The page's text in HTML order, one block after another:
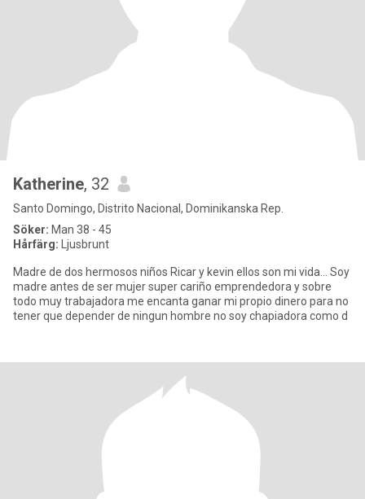
Katherine, 32
Santo Domingo, Distrito Nacional, Dominikanska Rep.
Söker: Man 38 - 45
Hårfärg: Ljusbrunt
Madre de dos hermosos niños Ricar y kevin ellos son mi vida... Soy
madre antes de ser mujer super cariño emprendedora y sobre
todo muy trabajadora me encanta ganar mi propio dinero para no
tener que depender de ningun hombre no soy chapiadora como d